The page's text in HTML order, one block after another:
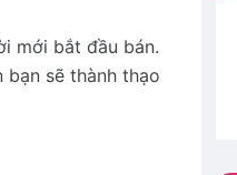
mới bắt đầu bán.
sẽ thành thạo